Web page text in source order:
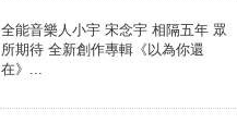
全能音樂人小宇 宋念宇 相隔五年 眾
所期待 全新創作專輯《以為你還
在》...